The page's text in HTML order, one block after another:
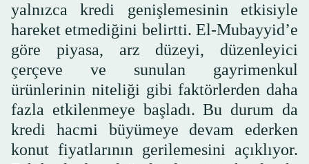
yalnızca kredi genişlemesinin etkisiyle
hareket etmediğini belirtti. El-Mubayyid’e
göre piyasa, arz düzeyi, düzenleyici
çerçeve ve sunulan gayrimenkul
ürünlerinin niteliği gibi faktörlerden daha
fazla etkilenmeye başladı. Bu durum da
kredi hacmi büyümeye devam ederken
konut fiyatlarının gerilemesini açıklıyor.